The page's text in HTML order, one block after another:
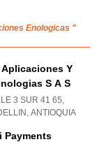
Enologicas "
Aplicaciones Y
S A S
3 SUR 41 65,
, ANTIOQUIA
Payments